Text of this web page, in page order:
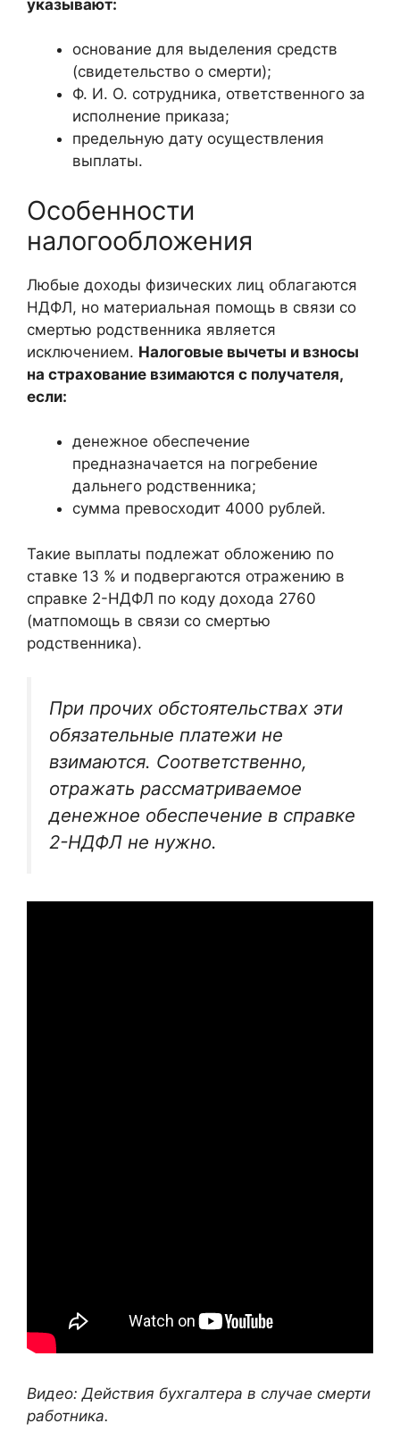
указывают:
основание для выделения средств
(свидетельство о смерти);
Ф. И. О. сотрудника, ответственного за
исполнение приказа;
предельную дату осуществления
выплаты.
Особенности
налогообложения
Любые доходы физических лиц облагаются
НДФЛ, но материальная помощь в связи со
смертью родственника является
исключением. Налоговые вычеты и взносы
на страхование взимаются с получателя,
если:
денежное обеспечение
предназначается на погребение
дальнего родственника;
сумма превосходит 4000 рублей.
Такие выплаты подлежат обложению по
ставке 13 % и подвергаются отражению в
справке 2-НДФЛ по коду дохода 2760
(матпомощь в связи со смертью
родственника).
При прочих обстоятельствах эти
обязательные платежи не
взимаются. Соответственно,
отражать рассматриваемое
денежное обеспечение в справке
2-НДФЛ не нужно.
Видео: Действия бухгалтера в случае смерти
работника.